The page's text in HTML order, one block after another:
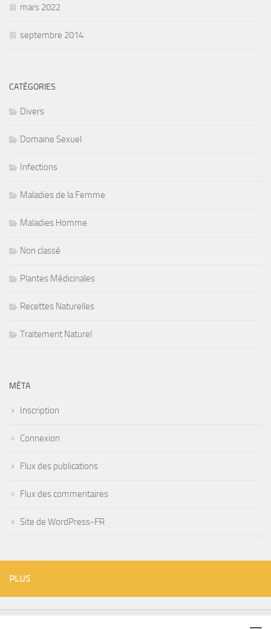
mars 2022
septembre 2014
CATÉGORIES
Divers
Domaine Sexuel
Infections
Maladies de la Femme
Maladies Homme
Non classé
Plantes Médicinales
Recettes Naturelles
Traitement Naturel
MÉTA
Inscription
Connexion
Flux des publications
Flux des commentaires
Site de WordPress-FR
PLUS